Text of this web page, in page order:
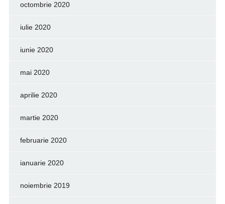
octombrie 2020
iulie 2020
iunie 2020
mai 2020
aprilie 2020
martie 2020
februarie 2020
ianuarie 2020
noiembrie 2019